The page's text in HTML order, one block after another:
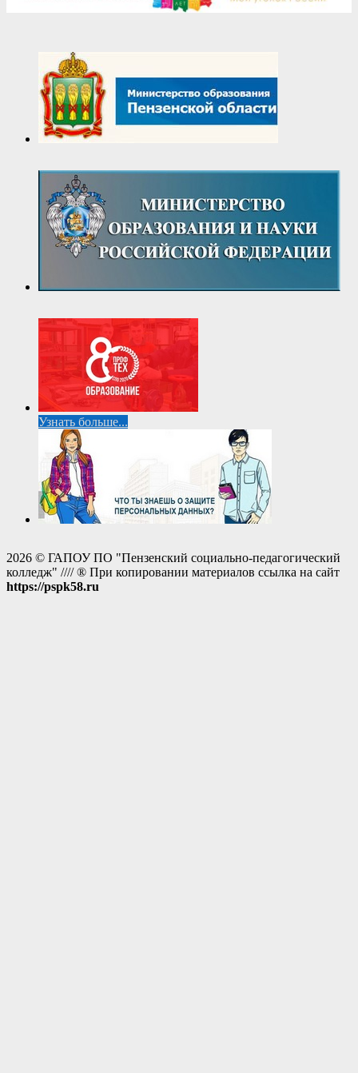
Узнать больше...
2026 © ГАПОУ ПО "Пензенский социально-педагогический
колледж" //// ® При копировании материалов ссылка на сайт
https://pspk58.ru